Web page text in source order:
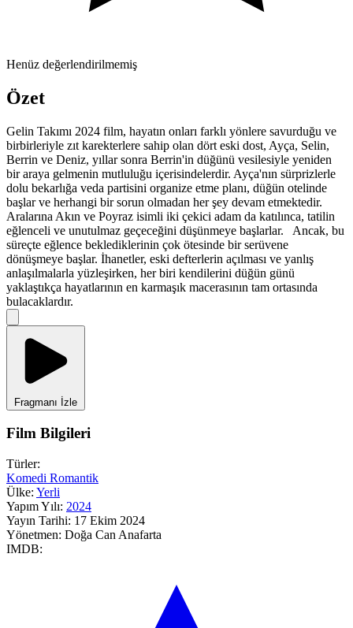
Henüz değerlendirilmemiş
Özet
Gelin Takımı 2024 film, hayatın onları farklı yönlere savurduğu ve
birbirleriyle zıt karekterlere sahip olan dört eski dost, Ayça, Selin,
Berrin ve Deniz, yıllar sonra Berrin'in düğünü vesilesiyle yeniden
bir araya gelmenin mutluluğu içerisindelerdir. Ayça'nın sürprizlerle
dolu bekarlığa veda partisini organize etme planı, düğün otelinde
başlar ve herhangi bir sorun olmadan her şey devam etmektedir.
Aralarına Akın ve Poyraz isimli iki çekici adam da katılınca, tatilin
eğlenceli ve unutulmaz geçeceğini düşünmeye başlarlar. Ancak, bu
süreçte eğlence beklediklerinin çok ötesinde bir serüvene
dönüşmeye başlar. İhanetler, eski defterlerin açılması ve yanlış
anlaşılmalarla yüzleşirken, her biri kendilerini düğün günü
yaklaştıkça hayatlarının en karmaşık macerasının tam ortasında
bulacaklardır.
Fragmanı İzle
Film Bilgileri
Türler:
Komedi Romantik
Ülke: Yerli
Yapım Yılı: 2024
Yayın Tarihi: 17 Ekim 2024
Yönetmen: Doğa Can Anafarta
IMDB: